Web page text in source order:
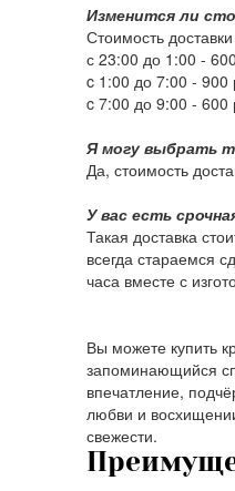
Изменится ли
Стоимость
с 23:00 до 1:00 -
c 1:00 до 7:00 - 900
c 7:00 до 9:00 - 600
Я могу выбрать
Да, стоимость
У вас есть
Такая доставка
всегда стараемся
часа вместе с
Вы можете купить
запоминающийся
впечатление,
любви и
свежести.